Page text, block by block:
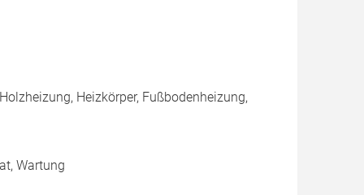
Heizkörper, Fußbodenheizung,
Wartung